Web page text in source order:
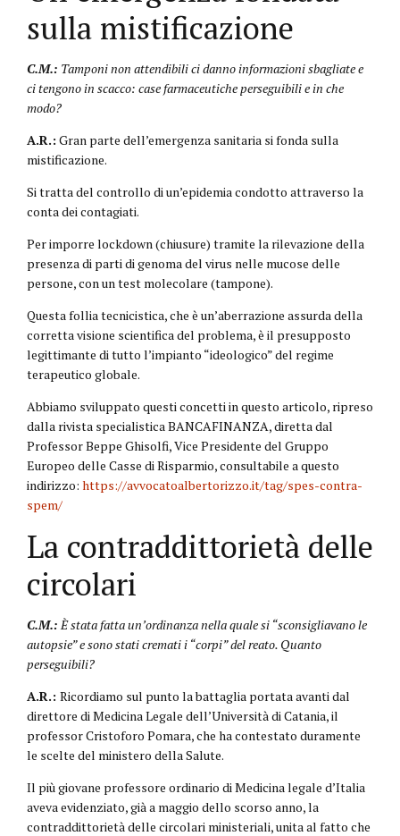
sulla mistificazione
C.M.: Tamponi non attendibili ci danno informazioni sbagliate e
ci tengono in scacco: case farmaceutiche perseguibili e in che
modo?
A.R.: Gran parte dell’emergenza sanitaria si fonda sulla
mistificazione.
Si tratta del controllo di un’epidemia condotto attraverso la
conta dei contagiati.
Per imporre lockdown (chiusure) tramite la rilevazione della
presenza di parti di genoma del virus nelle mucose delle
persone, con un test molecolare (tampone).
Questa follia tecnicistica, che è un’aberrazione assurda della
corretta visione scientifica del problema, è il presupposto
legittimante di tutto l’impianto “ideologico” del regime
terapeutico globale.
Abbiamo sviluppato questi concetti in questo articolo, ripreso
dalla rivista specialistica BANCAFINANZA, diretta dal
Professor Beppe Ghisolfi, Vice Presidente del Gruppo
Europeo delle Casse di Risparmio, consultabile a questo
indirizzo: https://avvocatoalbertorizzo.it/tag/spes-contra-
spem/
La contraddittorietà delle
circolari
C.M.: È stata fatta un’ordinanza nella quale si “sconsigliavano le
autopsie” e sono stati cremati i “corpi” del reato. Quanto
perseguibili?
A.R.: Ricordiamo sul punto la battaglia portata avanti dal
direttore di Medicina Legale dell’Università di Catania, il
professor Cristoforo Pomara, che ha contestato duramente
le scelte del ministero della Salute.
Il più giovane professore ordinario di Medicina legale d’Italia
aveva evidenziato, già a maggio dello scorso anno, la
contraddittorietà delle circolari ministeriali, unita al fatto che